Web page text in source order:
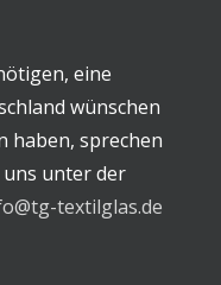
eine
wünschen
haben, sprechen
uns unter der
textilglas.de